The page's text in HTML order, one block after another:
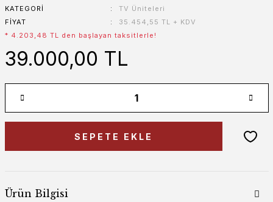
KATEGORI
TV Üniteleri
FIYAT
35.454,55 TL + KDV
* 4.203,48 TL den başlayan taksitlerle!
39.000,00 TL
SEPETE EKLE
Ürün Bilgisi